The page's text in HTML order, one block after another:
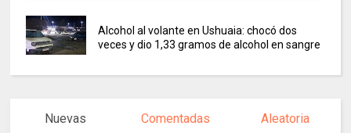
Alcohol al volante en Ushuaia: chocó dos
veces y dio 1,33 gramos de alcohol en sangre
Nuevas Comentadas Aleatoria